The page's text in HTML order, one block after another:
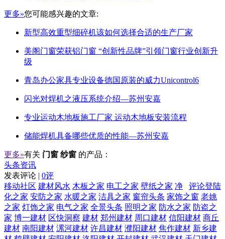
更多»您可能感兴趣的文章:
新型高效重型细碎机该如何选择合适的生产厂家
美阁门窗荣获铝门窗 “创新性品牌”引领门窗行业创新升
级
青岛办公家具专业设备德国原装的威力Unicontrol6
闪光对焊机之液压系统介绍—苏州安嘉
专业运动木地板施工厂家 运动木地板安装流程
储能焊机具备哪些优质的性能—苏州安嘉
更多»有关 门窗 纱窗 的产品：
头条资讯
发表评论 | 0评
评论登陆
移动社区 建材风水 木板之家 电工之家 壁纸之家 净
化之家 安防之家 水暖之家 洁具之家 窗帘头条 家饰之窗 老姚
之家 灯饰之家 电气之家 全景头条 照明之家 防水之家 防盗之
家 博一建材 区快洞察 建材 郑州建材 周口建材 信阳建材 商丘
建材 南阳建材 漯河建材 许昌建材 濮阳建材 焦作建材 新乡建